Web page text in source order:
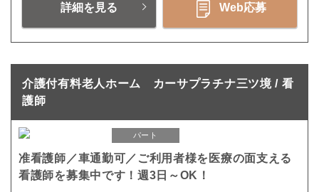
詳細を見る Web応募
介護付有料老人ホーム カーサプラチナ三ツ境 / 看
護師
パート
准看護師／車通勤可／ご利用者様を医療の面支える
看護師を募集中です！週3日～OK！